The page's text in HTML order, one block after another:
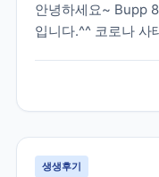
안녕하세요~ Bupp
입니다.^^ 코로나 사
이 될까 해서 늦게
한국에서 고3 수능
생생후기